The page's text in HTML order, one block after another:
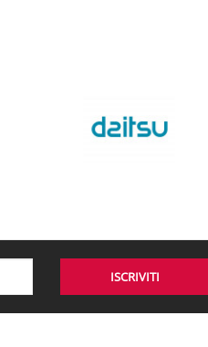
ISCRIVITI